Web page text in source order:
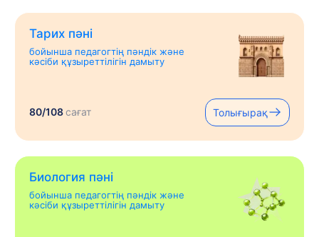
Тарих пәні
бойынша педагогтің пәндік және
кәсіби құзыреттілігін дамыту
80/108сағат Толығырақ
Биология пәні
бойынша педагогтің пәндік және
кәсіби құзыреттілігін дамыту